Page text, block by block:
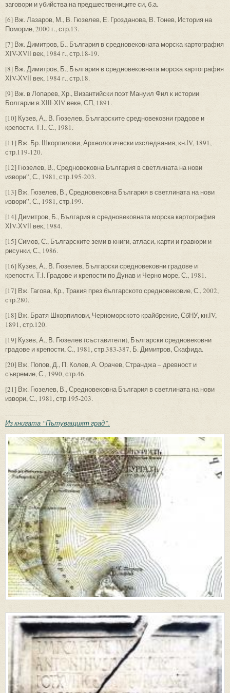
заговори и убийства на предшествениците си, б.а.
[6] Вж. Лазаров, М., В. Гюзелев, Е. Грозданова, В. Тонев, История на
Поморие, 2000 г., стр.13.
[7] Вж. Димитров, Б., България в средновековната морска картография
ХІV-ХVІІ век, 1984 г., стр.18-19.
[8] Вж. Димитров, Б., България в средновековната морска картография
ХІV-ХVІІ век, 1984 г., стр.18.
[9] Вж. в Лопарев, Хр., Византийски поэт Мануил Фил к истории
Болгарии в ХІІІ-ХІV веке, СП, 1891.
[10] Кузев, А., В. Гюзелев, Българските средновековни градове и
крепости. Т.І., С., 1981.
[11] Вж. Бр. Шкорпилови, Археологически изследвания, кн.ІV, 1891,
стр.119-120.
[12] Гюзелев, В., Средновековна България в светлината на нови
извори”, С., 1981, стр.195-203.
[13] Вж. Гюзелев, В., Средновековна България в светлината на нови
извори”, С., 1981, стр.199.
[14] Димитров, Б., България в средновековната морска картография
ХІV-ХVІІ век, 1984.
[15] Симов, С., Българските земи в книги, атласи, карти и гравюри и
рисунки, С., 1986.
[16] Кузев, А., В. Гюзелев, Български средновековни градове и
крепости. Т.І. Градове и крепости по Дунав и Черно море, С., 1981.
[17] Вж. Гагова, Кр., Тракия през българското средновековие, С., 2002,
стр.280.
[18] Вж. Братя Шкорпилови, Черноморското крайбрежие, СбНУ, кн.ІV,
1891, стр.120.
[19] Кузев, А., В. Гюзелев (съставители), Български средновековни
градове и крепости, С., 1981, стр.383-387, Б. Димитров, Скафида.
[20] Вж. Попов, Д., П. Колев, А. Орачев, Странджа – древност и
съвремие, С., 1990, стр.46.
[21] Вж. Гюзелев, В., Средновековна България в светлината на нови
извори, С., 1981, стр.195-203.
------------------
Из книгата “Пътуващият град”.